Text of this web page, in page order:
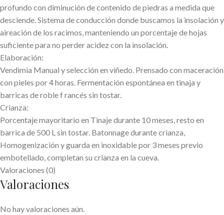
profundo con diminución de contenido de piedras a medida que
desciende. Sistema de conducción donde buscamos la insolación y
aireación de los racimos, manteniendo un porcentaje de hojas
suficiente para no perder acidez con la insolación.
Elaboración:
Vendimia Manual y selección en viñedo. Prensado con maceración
con pieles por 4 horas. Fermentación espontánea en tinaja y
barricas de roble f rancés sin tostar.
Crianza:
Porcentaje mayoritario en Tinaje durante 10 meses, resto en
barrica de 500 L sin tostar. Batonnage durante crianza,
Homogenización y guarda en inoxidable por 3 meses previo
embotellado, completan su crianza en la cueva.
Valoraciones (0)
Valoraciones
No hay valoraciones aún.